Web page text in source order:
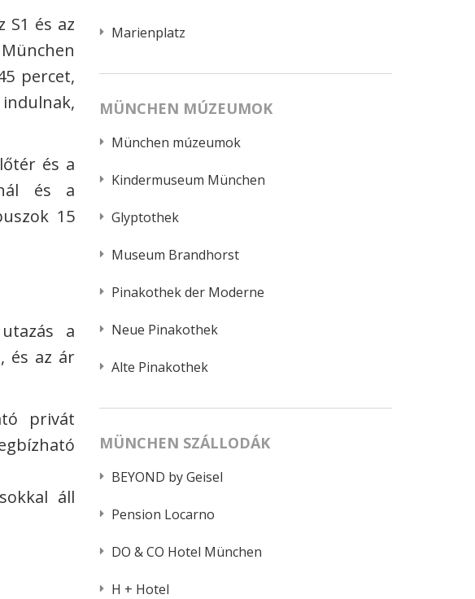
és az
percet,
indulnak,
és a
és a
15
a
és az ár
privát
áll
Marienplatz
MÜNCHEN MÚZEUMOK
München múzeumok
Kindermuseum München
Glyptothek
Museum Brandhorst
Pinakothek der Moderne
Neue Pinakothek
Alte Pinakothek
MÜNCHEN SZÁLLODÁK
BEYOND by Geisel
Pension Locarno
DO & CO Hotel München
H + Hotel